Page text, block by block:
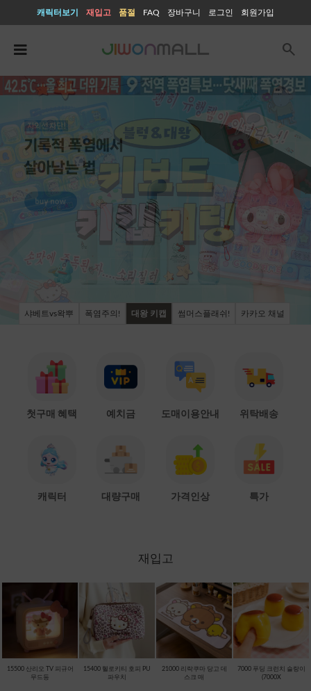
캐릭터보기 재입고 품절 FAQ 장바구니 로그인 회원가입
search
샤베트vs왁뿌 폭염주의! 대왕 키캡 썸머스플래쉬! 카카오 채널
첫구매 혜택 예치금 도매이용안내 위탁배송
캐릭터 대량구매 가격인상 특가
재입고
15500 산리오 TV 피규어
무드등
15400 헬로키티 호피 PU
파우치
21000 리락쿠마 당고 데
스크 매
7000 푸딩 크런치 슬랑이
(7000X